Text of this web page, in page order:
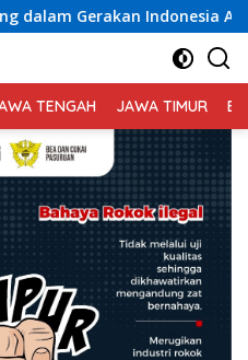
Asri Voli Putra
TENGAH JAWA TIMUR